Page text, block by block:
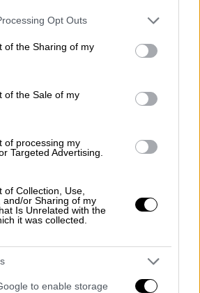
app uses one or more Google
or usage behaviour. You may click to
to Google and its third-party tags to
specified purposes in below Google
Opt Outs
of the Sharing of my
of the Sale of my
of processing my
Targeted Advertising.
of Collection, Use,
and/or Sharing of my
Is Unrelated with the
it was collected.
to enable storage
το Υπουργείο
υποχρέωση των εργοδοτών
για την υγεία και την
τους και να
-με βάση την κείμενη
θέτουν σε κίνδυνο τους
μέριμνα για όσους
σε
γίνουν στην
για την παραβίαση